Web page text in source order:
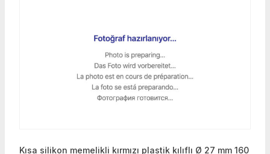
Kısa silikon memelikli kırmızı plastik kılıflı Ø 27 mm 160